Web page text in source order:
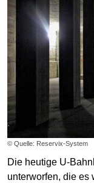
© Quelle: Reservix-System
Die heutige U-
unterworfen, die es